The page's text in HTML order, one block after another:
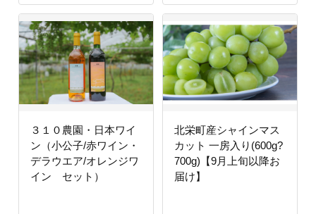
３１０農園・日本ワイ
ン（小公子/赤ワイン・
デラウエア/オレンジワ
イン セット）
北栄町産シャインマス
カット 一房入り(600g?
700g)【9月上旬以降お
届け】